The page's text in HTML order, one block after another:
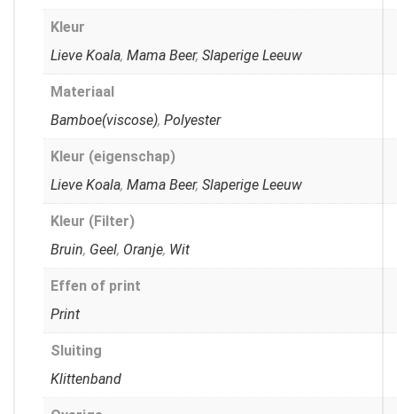
Kleur
Lieve Koala, Mama Beer, Slaperige Leeuw
Materiaal
Bamboe(viscose), Polyester
Kleur (eigenschap)
Lieve Koala, Mama Beer, Slaperige Leeuw
Kleur (Filter)
Bruin, Geel, Oranje, Wit
Effen of print
Print
Sluiting
Klittenband